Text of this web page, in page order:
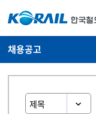
채용공고